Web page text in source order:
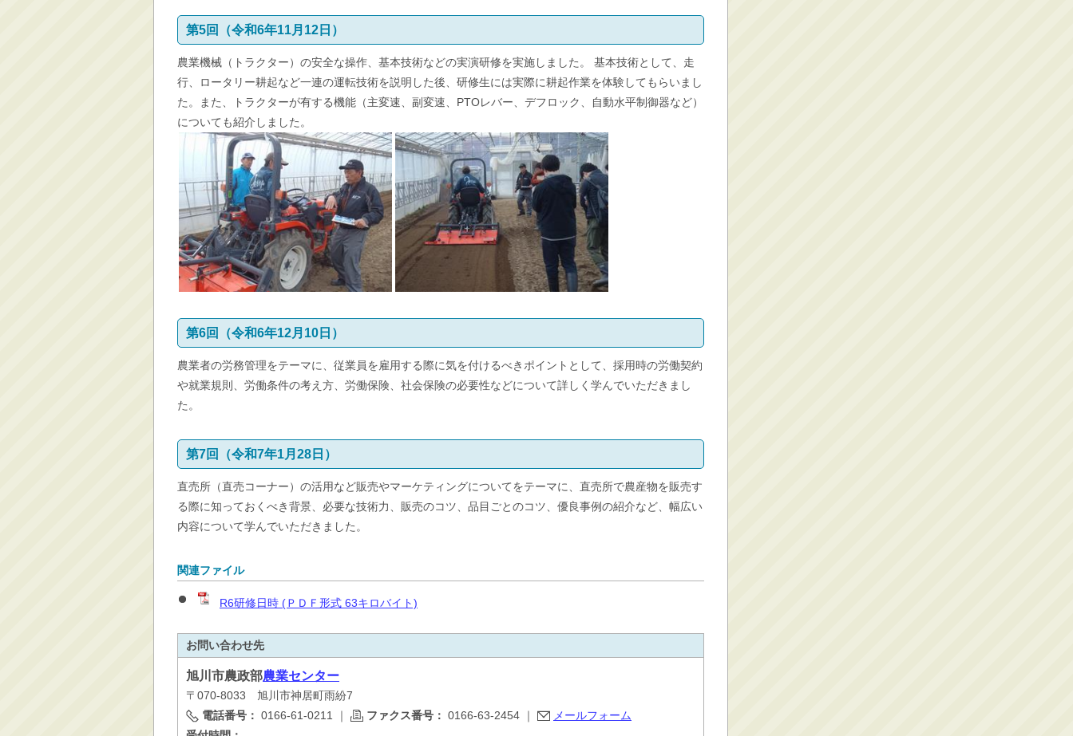
第5回（令和6年11月12日）
農業機械（トラクター）の安全な操作、基本技術などの実演研修を実施しました。 基本技術として、走
行、ロータリー耕起など一連の運転技術を説明した後、研修生には実際に耕起作業を体験してもらいまし
た。また、トラクターが有する機能（主変速、副変速、PTOレバー、デフロック、自動水平制御器など）
についても紹介しました。
第6回（令和6年12月10日）
農業者の労務管理をテーマに、従業員を雇用する際に気を付けるべきポイントとして、採用時の労働契約
や就業規則、労働条件の考え方、労働保険、社会保険の必要性などについて詳しく学んでいただきまし
た。
第7回（令和7年1月28日）
直売所（直売コーナー）の活用など販売やマーケティングについてをテーマに、直売所で農産物を販売す
る際に知っておくべき背景、必要な技術力、販売のコツ、品目ごとのコツ、優良事例の紹介など、幅広い
内容について学んでいただきました。
関連ファイル
R6研修日時 (ＰＤＦ形式 63キロバイト)
お問い合わせ先
旭川市農政部農業センター
〒070-8033 旭川市神居町雨紛7
電話番号： 0166-61-0211 ｜ ファクス番号： 0166-63-2454 ｜
メールフォーム